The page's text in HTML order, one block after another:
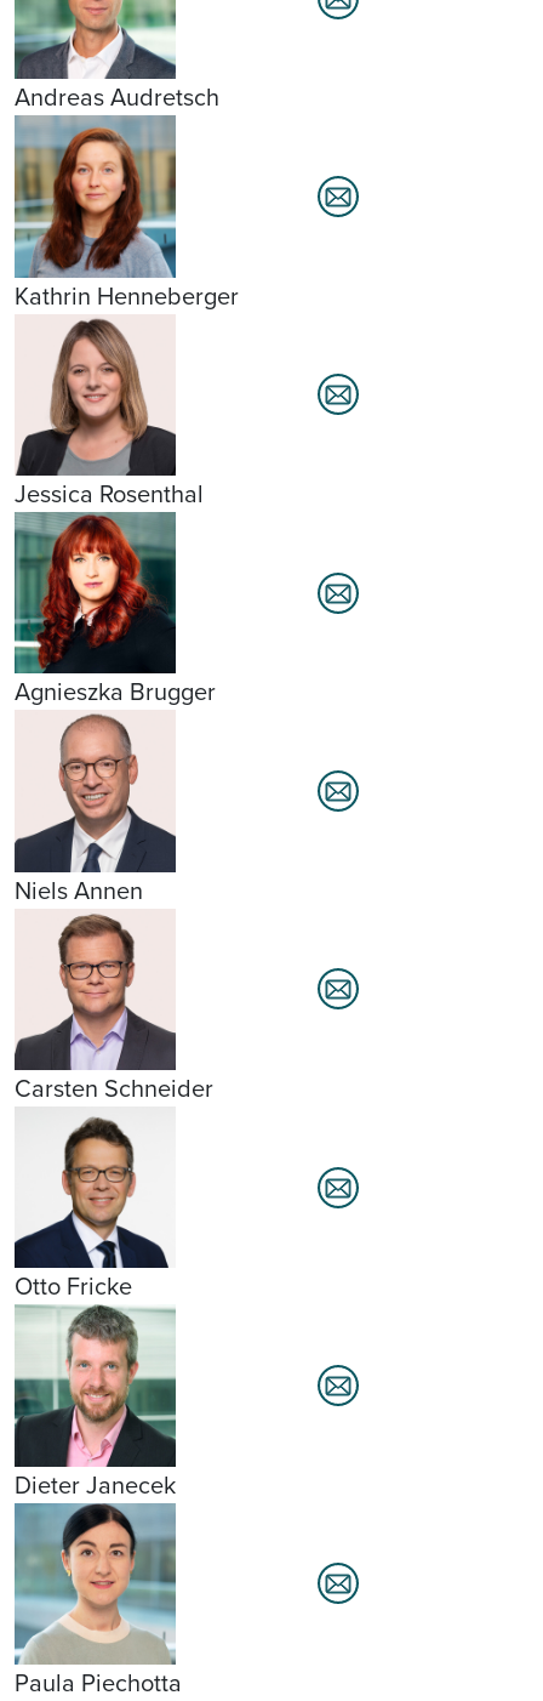
Andreas Audretsch
Kathrin Henneberger
Jessica Rosenthal
Agnieszka Brugger
Niels Annen
Carsten Schneider
Otto Fricke
Dieter Janecek
Paula Piechotta